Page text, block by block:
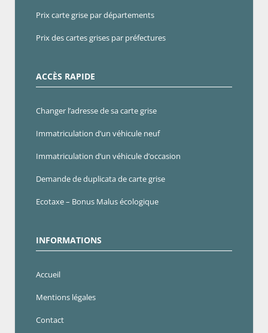
Prix carte grise par départements
Prix des cartes grises par préfectures
ACCÈS RAPIDE
Changer l’adresse de sa carte grise
Immatriculation d’un véhicule neuf
Immatriculation d’un véhicule d’occasion
Demande de duplicata de carte grise
Ecotaxe – Bonus Malus écologique
INFORMATIONS
Accueil
Mentions légales
Contact